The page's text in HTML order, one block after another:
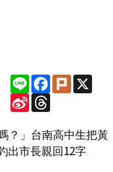
Line Facebook
Plurk
Sina
Weibo
Threads
？」台南高中生把黃
出市長親回12字